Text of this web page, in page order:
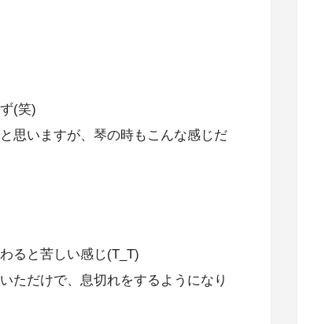
(笑)
思いますが、琴の時もこんな感じだ
ると苦しい感じ(T_T)
ただけで、息切れをするようになり